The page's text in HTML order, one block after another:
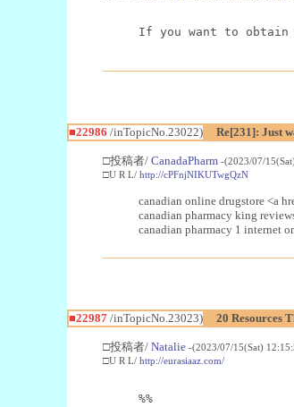
If you want to obtain
■22986 /inTopicNo.23022) Re[231]: Just
□投稿者/ CanadaPharm -(2023/07/
□U R L/ http://cPFnjNIKUTwgQzN
canadian online drugstore <a
canadian pharmacy king
canadian pharmacy 1 internet
■22987/inTopicNo.23023) 20 Resources
□投稿者/ Natalie -(2023/07/15(Sat)
□U R L/ http://eurasiaaz.com/
%%